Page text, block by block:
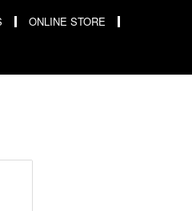
ONLINE STORE